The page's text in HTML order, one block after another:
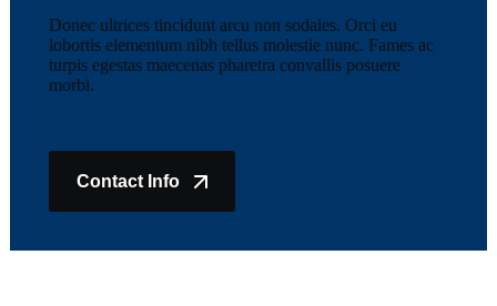
Donec ultrices tincidunt arcu non sodales. Orci eu
lobortis elementum nibh tellus molestie nunc. Fames ac
turpis egestas maecenas pharetra convallis posuere
morbi.
Contact Info